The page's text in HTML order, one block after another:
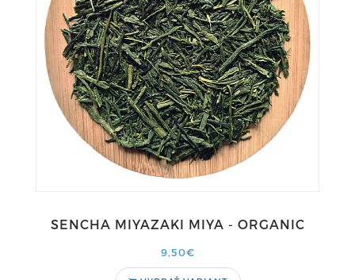
SENCHA MIYAZAKI MIYA - ORGANIC
9,50€